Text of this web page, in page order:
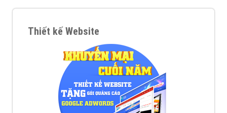
Thiết kế Website